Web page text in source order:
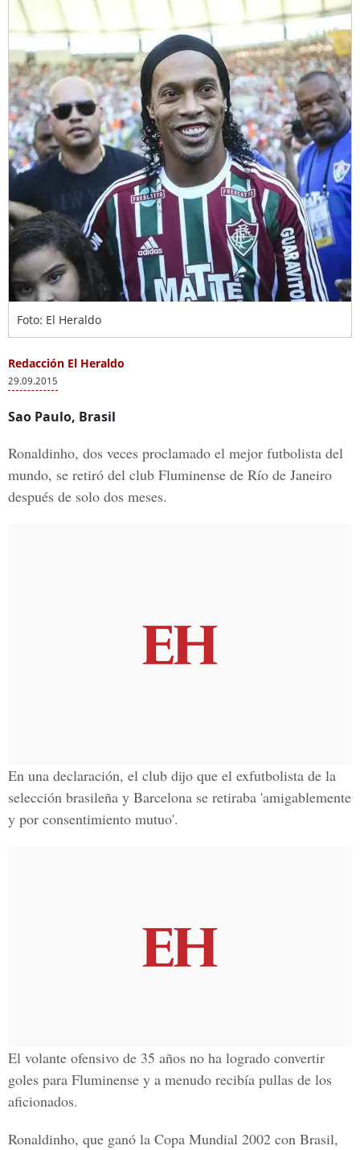
Foto: El Heraldo
Redacción El Heraldo
29.09.2015
Sao Paulo, Brasil
Ronaldinho, dos veces proclamado el mejor futbolista del
mundo, se retiró del club Fluminense de Río de Janeiro
después de solo dos meses.
En una declaración, el club dijo que el exfutbolista de la
selección brasileña y Barcelona se retiraba 'amigablemente
y por consentimiento mutuo'.
El volante ofensivo de 35 años no ha logrado convertir
goles para Fluminense y a menudo recibía pullas de los
aficionados.
Ronaldinho, que ganó la Copa Mundial 2002 con Brasil,